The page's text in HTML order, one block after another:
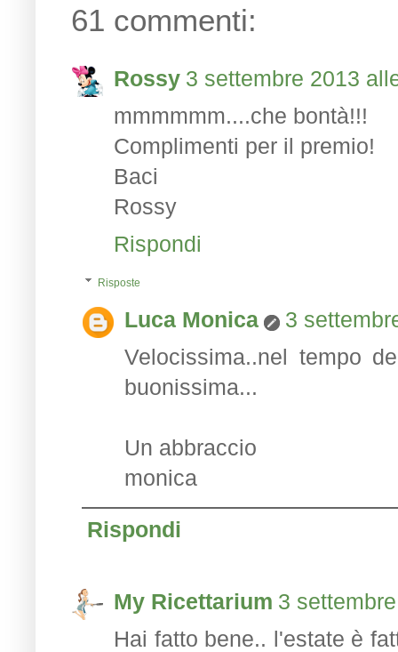
61 commenti:
Rossy 3 settembre 2013
mmmmmm....che bontà!!!
Complimenti per il premio!
Baci
Rossy
Rispondi
Risposte
Luca Monica
3
Velocissima..nel tempo
buonissima...
Un abbraccio
monica
Rispondi
My Ricettarium 3
Hai fatto bene.. l'estate è